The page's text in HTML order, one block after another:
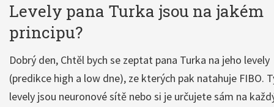
Levely pana Turka jsou na jakém
principu?
Dobrý den, Chtěl bych se zeptat pana Turka na jeho levely
(predikce high a low dne), ze kterých pak natahuje FIBO.
levely jsou neuronové sítě nebo si je určujete sám na